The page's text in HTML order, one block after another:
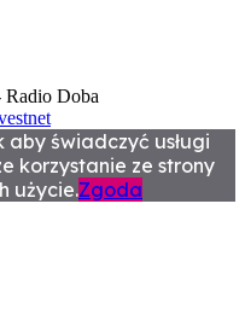
Doba
aby świadczyć usługi
korzystanie ze strony
użycie.Zgoda